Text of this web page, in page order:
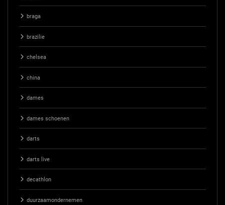
braga
brazilie
chelsea
china
dames
dames schoenen
darts
darts live
decathlon
duurzaamondernemen